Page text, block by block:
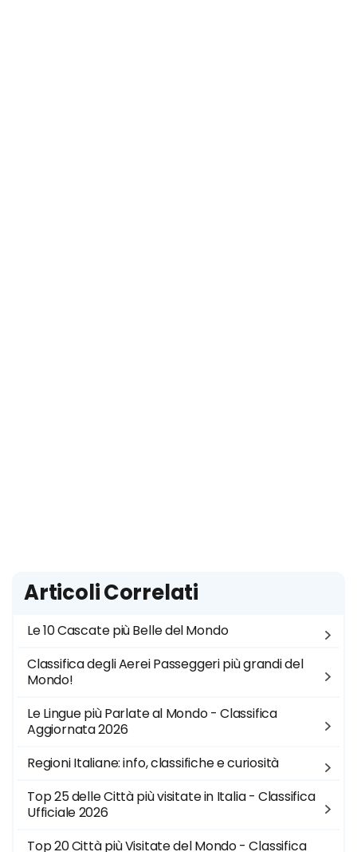
Articoli Correlati
Le 10 Cascate più Belle del Mondo
Classifica degli Aerei Passeggeri più grandi del
Mondo!
Le Lingue più Parlate al Mondo - Classifica
Aggiornata 2026
Regioni Italiane: info, classifiche e curiosità
Top 25 delle Città più visitate in Italia - Classifica
Ufficiale 2026
Top 20 Città più Visitate del Mondo - Classifica